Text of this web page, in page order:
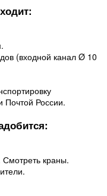
(входной канал Ø 10
Почтой России.
Смотреть краны.